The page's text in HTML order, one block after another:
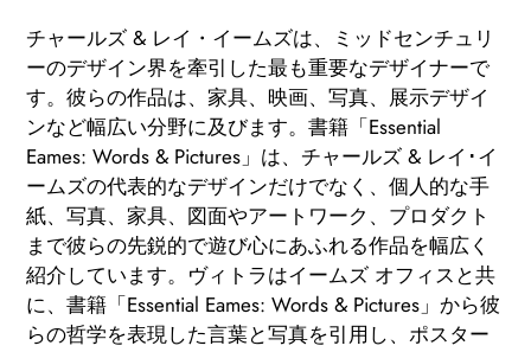
ー
ト
に
商
品
を
追
加
す
る
チャールズ & レイ・イームズは、ミッドセンチュリ
ーのデザイン界を牽引した最も重要なデザイナーで
す。彼らの作品は、家具、映画、写真、展示デザイ
ンなど幅広い分野に及びます。 書籍「Essential
Eames: Words & Pictures」は、チャールズ & レイ･イ
ームズの代表的なデザインだけでなく、個人的な手
紙、写真、家具、図面やアートワーク、プロダクト
まで彼らの先鋭的で遊び心にあふれる作品を幅広く
紹介しています。 ヴィトラはイームズ オフィスと共
に、書籍「Essential Eames: Words & Pictures」から彼
らの哲学を表現した言葉と写真を引用し、ポスター